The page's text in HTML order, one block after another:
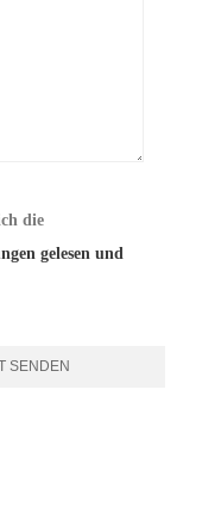
die
gelesen und